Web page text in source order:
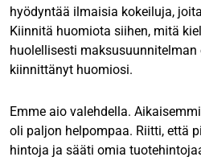
hyödyntää ilmaisia kokeiluja,
Kiinnitä huomiota siihen, mitä
huolellisesti
kiinnittänyt huomiosi.
Emme aio valehdella.
oli paljon helpompaa. Riitti, että
hintoja ja sääti omia